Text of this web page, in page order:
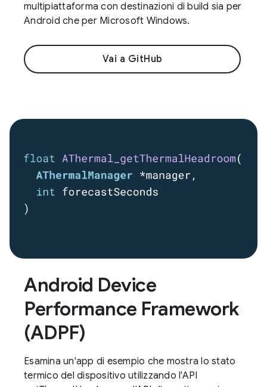
multipiattaforma con destinazioni di build sia per
Android che per Microsoft Windows.
Vai a GitHub
Android Device
Performance Framework
(ADPF)
Esamina un'app di esempio che mostra lo stato
termico del dispositivo utilizzando l'API